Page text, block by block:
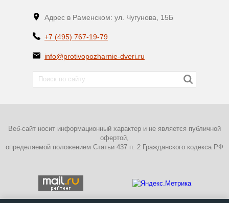
Адрес в Раменском: ул. Чугунова, 15Б
+7 (495) 767-19-79
info@protivopozharnie-dveri.ru
Веб-сайт носит информационный характер и не является публичной
офертой,
определяемой положением Статьи 437 п. 2 Гражданского кодекса РФ